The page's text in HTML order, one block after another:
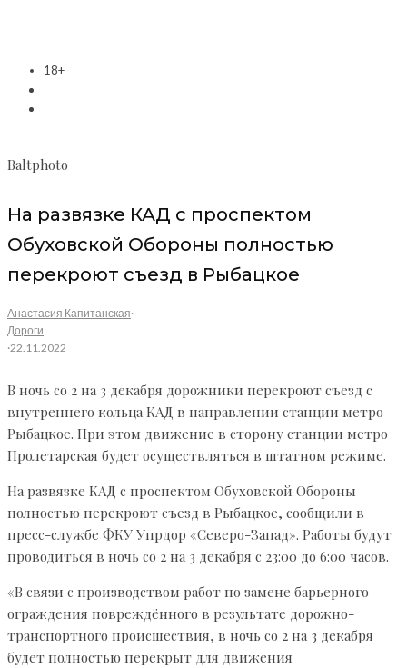
18+
Baltphoto
На развязке КАД с проспектом
Обуховской Обороны полностью
перекроют съезд в Рыбацкое
Анастасия Капитанская·
Дороги
·22.11.2022
В ночь со 2 на 3 декабря дорожники перекроют съезд с
внутреннего кольца КАД в направлении станции метро
Рыбацкое. При этом движение в сторону станции метро
Пролетарская будет осуществляться в штатном режиме.
На развязке КАД с проспектом Обуховской Обороны
полностью перекроют съезд в Рыбацкое, сообщили в
пресс-службе ФКУ Упрдор «Северо-Запад». Работы будут
проводиться в ночь со 2 на 3 декабря с 23:00 до 6:00 часов.
«В связи с производством работ по замене барьерного
ограждения повреждённого в результате дорожно-
транспортного происшествия, в ночь со 2 на 3 декабря
будет полностью перекрыт для движения